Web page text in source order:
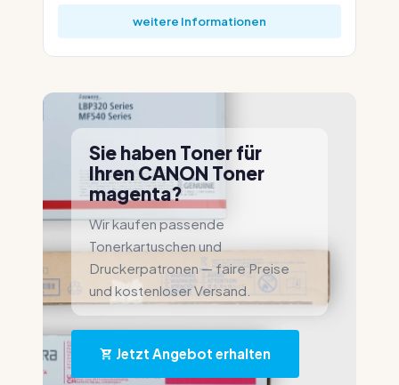
weitere Informationen
Sie haben Toner für
Ihren CANON Toner
magenta?
Wir kaufen passende
Tonerkartuschen und
Druckerpatronen — faire Preise
und kostenloser Versand.
Jetzt Angebot erhalten